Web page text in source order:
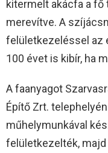
kitermelt akácfa a fő
merevítve. A
felületkezeléssel az
100 évet is kibír, ha
A faanyagot
Építő Zrt.
műhelymunkával
felületkezelték,